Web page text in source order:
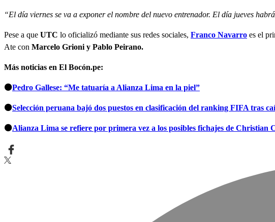
“El día viernes se va a exponer el nombre del nuevo entrenador. El día jueves
Pese a que UTC lo oficializó mediante sus redes sociales, Franco Navarro es el
Ate con Marcelo Grioni y Pablo Peirano.
Más noticias en El Bocón.pe:
⚫Pedro Gallese: “Me tatuaría a Alianza Lima en la piel”
⚫Selección peruana bajó dos puestos en clasificación del ranking FIFA tras
⚫Alianza Lima se refiere por primera vez a los posibles fichajes de Christian